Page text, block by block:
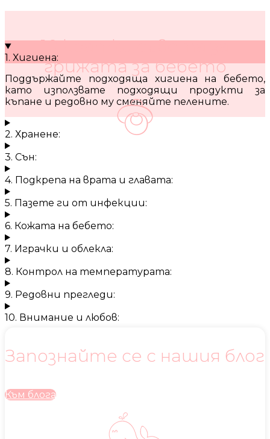
10 кратки съвета за
грижата за бебето
1. Хигиена:
Поддържайте подходяща хигиена на бебето,
като използвате подходящи продукти за
къпане и редовно му сменяйте пелените.
2. Хранене:
3. Сън:
4. Подкрепа на врата и главата:
5. Пазете ги от инфекции:
6. Кожата на бебето:
7. Играчки и облекла:
8. Контрол на температурата:
9. Редовни прегледи:
10. Внимание и любов:
Запознайте се с нашия блог
Към блога